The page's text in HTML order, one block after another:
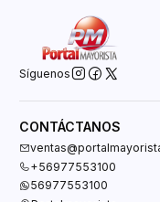
Síguenos
CONTÁCTANOS
+56977553100
56977553100